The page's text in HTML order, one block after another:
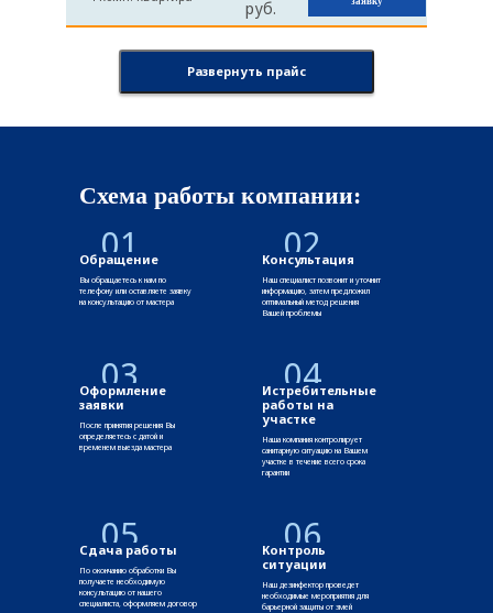
руб.
Развернуть прайс
Схема работы компании:
01
Обращение
Вы обращаетесь к нам по
телефону или оставляете заявку
на консультацию от мастера
02
Консультация
Наш специалист позвонит и уточнит
информацию, затем предложил
оптимальный метод решения
Вашей проблемы
03
Оформление
заявки
После принятия решения Вы
определяетесь с датой и
временем выезда мастера
04
Истребительные
работы на
участке
Наша компания контролирует
санитарную ситуацию на Вашем
участке в течение всего срока
гарантии
05
Сдача работы
По окончанию обработки Вы
получаете необходимую
консультацию от нашего
специалиста, оформляем договор
06
Контроль
ситуации
Наш дезинфектор проведет
необходимые мероприятия для
барьерной защиты от змей